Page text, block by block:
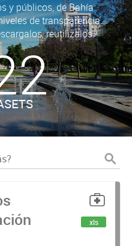
y públicos, de Bahía
de transparencia.
reutilizalos.
xls